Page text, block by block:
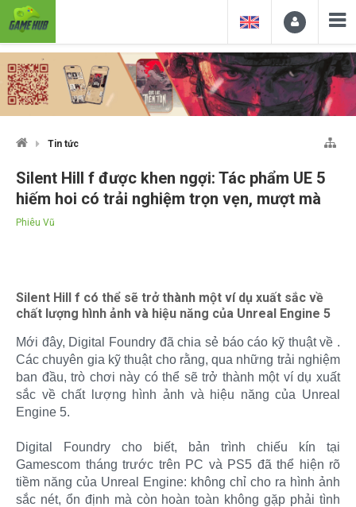
Tin tức
Silent Hill f được khen ngợi: Tác phẩm UE 5
hiếm hoi có trải nghiệm trọn vẹn, mượt mà
Phiêu Vũ
Silent Hill f có thể sẽ trở thành một ví dụ xuất sắc về
chất lượng hình ảnh và hiệu năng của Unreal Engine 5
Mới đây, Digital Foundry đã chia sẻ báo cáo kỹ thuật về .
Các chuyên gia kỹ thuật cho rằng, qua những trải nghiệm
ban đầu, trò chơi này có thể sẽ trở thành một ví dụ xuất
sắc về chất lượng hình ảnh và hiệu năng của Unreal
Engine 5.
Digital Foundry cho biết, bản trình chiếu kín tại
Gamescom tháng trước trên PC và PS5 đã thể hiện rõ
tiềm năng của Unreal Engine: không chỉ cho ra hình ảnh
sắc nét, ổn định mà còn hoàn toàn không gặp phải tình